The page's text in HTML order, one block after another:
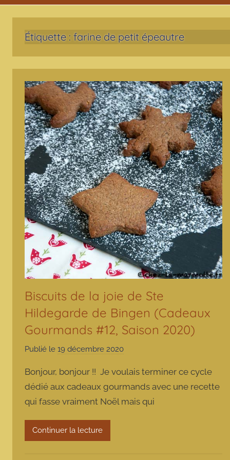
Étiquette : farine de petit épeautre
Biscuits de la joie de Ste
Hildegarde de Bingen (Cadeaux
Gourmands #12, Saison 2020)
Publié le 19 décembre 2020
r
m
a
Bonjour, bonjour !! Je voulais terminer ce cycle
dédié aux cadeaux gourmands avec une recette
qui fasse vraiment Noël mais qui
Continuer la lecture